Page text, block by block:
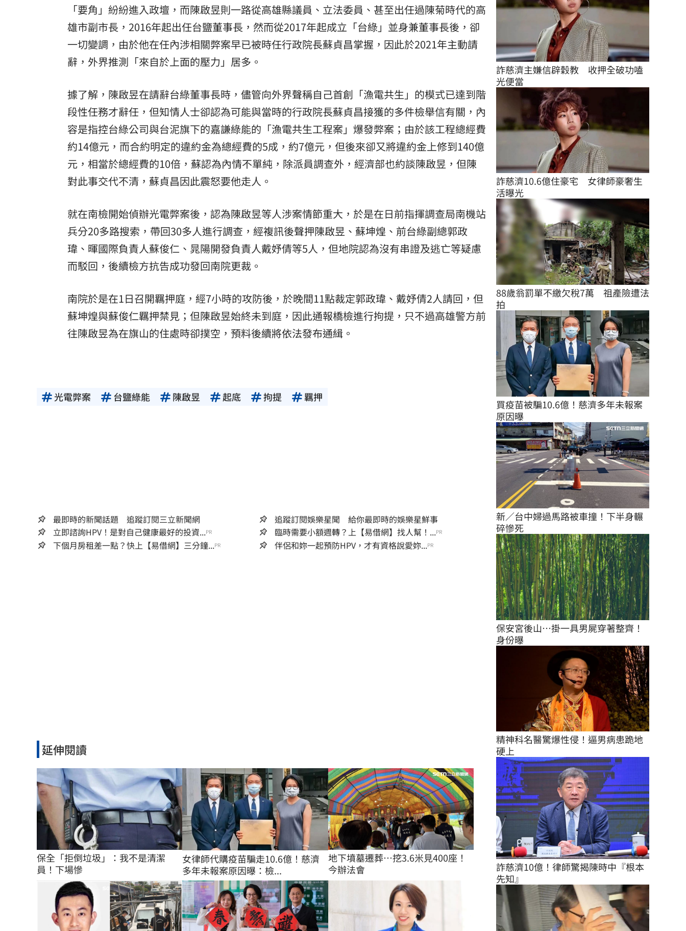
「要角」紛紛進入政壇，而陳啟昱則一路從高雄縣議員、立法委員、甚至出任過陳菊時代的高
雄市副市長，2016年起出任台鹽董事長，然而從2017年起成立「台綠」並身兼董事長後，卻
一切變調，由於他在任內涉相關弊案早已被時任行政院長蘇貞昌掌握，因此於2021年主動請
辭，外界推測「來自於上面的壓力」居多。
據了解，陳啟昱在請辭台綠董事長時，儘管向外界聲稱自己首創「漁電共生」的模式已達到階
段性任務才辭任，但知情人士卻認為可能與當時的行政院長蘇貞昌接獲的多件檢舉信有關，內
容是指控台綠公司與台泥旗下的嘉謙綠能的「漁電共生工程案」爆發弊案；由於該工程總經費
約14億元，而合約明定的違約金為總經費的5成，約7億元，但後來卻又將違約金上修到140億
元，相當於總經費的10倍，蘇認為內情不單純，除派員調查外，經濟部也約談陳啟昱，但陳
對此事交代不清，蘇貞昌因此震怒要他走人。
就在南檢開始偵辦光電弊案後，認為陳啟昱等人涉案情節重大，於是在日前指揮調查局南機站
兵分20多路搜索，帶回30多人進行調查，經複訊後聲押陳啟昱、蘇坤煌、前台綠副總郭政
瑋、暉國際負責人蘇俊仁、晁陽開發負責人戴妤倩等5人，但地院認為沒有串證及逃亡等疑慮
而駁回，後續檢方抗告成功發回南院更裁。
南院於是在1日召開羈押庭，經7小時的攻防後，於晚間11點裁定郭政瑋、戴妤倩2人請回，但
蘇坤煌與蘇俊仁羈押禁見；但陳啟昱始終未到庭，因此通報橋檢進行拘提，只不過高雄警方前
往陳啟昱為在旗山的住處時卻撲空，預料後續將依法發布通緝。
光電弊案 台鹽綠能 陳啟昱 起底 拘提 羈押
最即時的新聞話題 追蹤訂閱三立新聞網
追蹤訂閱娛樂星聞 給你最即時的娛樂星鮮事
立即諮詢HPV！是對自己健康最好的投資...PR 臨時需要小額週轉？上【易借網】找人幫！...PR
下個月房租差一點？快上【易借網】三分鐘...PR 伴侶和妳一起預防HPV，才有資格說愛妳...PR
延伸閱讀
保全「拒倒垃圾」：我不是清潔
員！下場慘
女律師代購疫苗騙走10.6億！慈濟
多年未報案原因曝：檢...
地下墳墓遷葬…挖3.6米見400座！
今辦法會
詐慈濟主嫌信辟穀教　收押全破功嗑
光便當
詐慈濟10.6億住豪宅　女律師豪奢生
活曝光
88歲翁罰單不繳欠稅7萬　祖產險遭法
拍
買疫苗被騙10.6億！慈濟多年未報案
原因曝
新／台中婦過馬路被車撞！下半身輾
碎慘死
保安宮後山…掛一具男屍穿著整齊！
身份曝
精神科名醫驚爆性侵！逼男病患跪地
硬上
詐慈濟10億！律師驚揭陳時中『根本
先知』